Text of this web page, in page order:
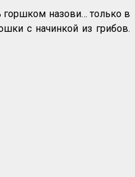
горшком назови… только в
с начинкой из грибов.